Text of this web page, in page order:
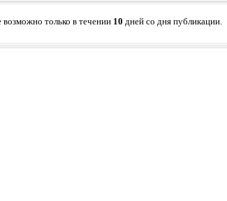
только в течении 10 дней со дня публикации.